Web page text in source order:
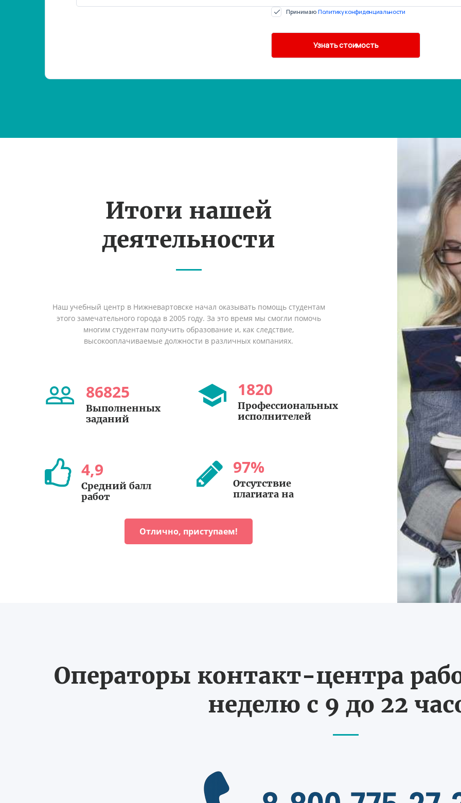
Принимаю Политику конфиденциальности
Итоги нашей
деятельности
Наш учебный центр в Нижневартовске начал оказывать помощь студентам
этого замечательного города в 2005 году. За это время мы смогли помочь
многим студентам получить образование и, как следствие,
высокооплачиваемые должности в различных компаниях.
86825
Выполненных
заданий
1820
Профессиональных
исполнителей
4,9
Средний балл
работ
97%
Отсутствие
плагиата на
Отлично, приступаем!
Операторы контакт-центра
неделю с 9 до 22